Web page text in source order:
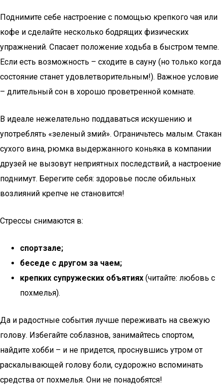
Поднимите себе настроение с помощью крепкого чая или
кофе и сделайте несколько бодрящих физических
упражнений. Спасает положение ходьба в быстром темпе.
Если есть возможность – сходите в сауну (но только когда
состояние станет удовлетворительным!). Важное условие
– длительный сон в хорошо проветренной комнате.
В идеале нежелательно поддаваться искушению и
употреблять «зеленый змий». Ограничьтесь малым. Стакан
сухого вина, рюмка выдержанного коньяка в компании
друзей не вызовут неприятных последствий, а настроение
поднимут. Берегите себя: здоровье после обильных
возлияний крепче не становится!
Стрессы снимаются в:
спортзале;
беседе с другом за чаем;
крепких супружеских объятиях (читайте: любовь с
похмелья).
Да и радостные события лучше переживать на свежую
голову. Избегайте соблазнов, занимайтесь спортом,
найдите хобби – и не придется, проснувшись утром от
раскалывающей голову боли, судорожно вспоминать
средства от похмелья. Они не понадобятся!